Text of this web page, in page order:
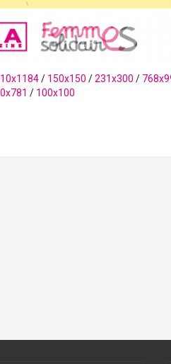
/ 150x150 /231x300 /
/ 100x100